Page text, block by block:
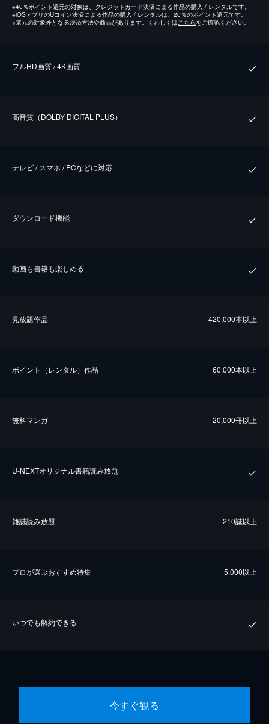
※40％ポイント還元の対象は、クレジットカード決済による作品の購入 / レンタルです。
※iOSアプリのUコイン決済による作品の購入 / レンタルは、20％のポイント還元です。
※還元の対象外となる決済方法や商品があります。くわしくはこちらをご確認ください。
フルHD画質 / 4K画質
⾼⾳質（DOLBY DIGITAL PLUS）
テレビ / スマホ / PCなどに対応
ダウンロード機能
動画も書籍も楽しめる
⾒放題作品 420,000本以上
ポイント（レンタル）作品 60,000本以上
無料マンガ 20,000冊以上
U-NEXTオリジナル書籍読み放題
雑誌読み放題 210誌以上
プロが選ぶおすすめ特集 5,000以上
いつでも解約できる
今すぐ観る